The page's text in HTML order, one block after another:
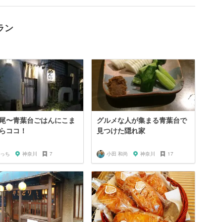
ン
〜青葉台ごはんにこま
ココ！
ち 神奈川 7
グルメな人が集まる青葉台で
見つけた隠れ家
小田 和尚 神奈川 17